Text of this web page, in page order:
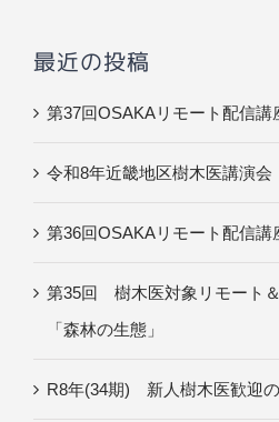
最近の投稿
第37回OSAKAリモート配信講
令和8年近畿地区樹木医講演会
第36回OSAKAリモート配信講
第35回 樹木医対象リモート
「森林の生態」
R8年(34期) 新人樹木医歓迎